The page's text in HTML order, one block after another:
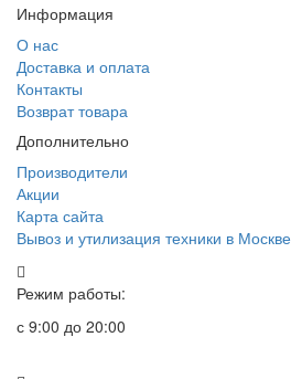
Информация
О нас
Доставка и оплата
Контакты
Возврат товара
Дополнительно
Производители
Акции
Карта сайта
Вывоз и утилизация техники в Москве
Режим работы:
с 9:00 до 20:00